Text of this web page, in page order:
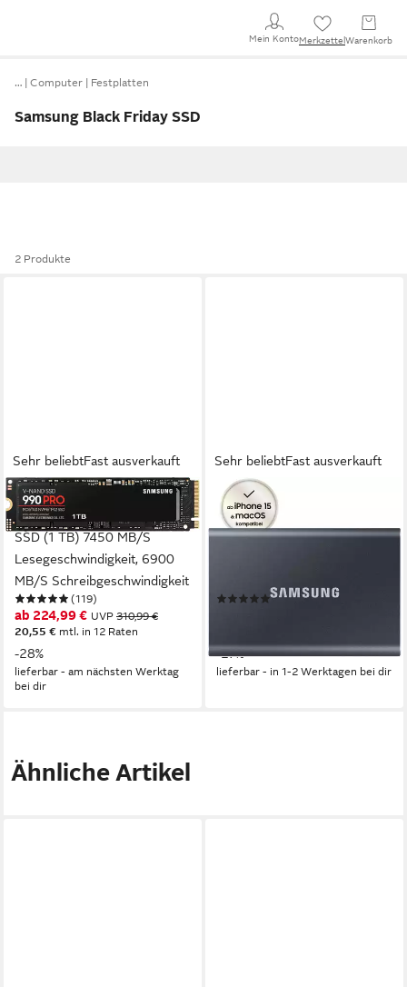
Mein KontoMerkzettel Warenkorb
… Computer Festplatten
Samsung Black Friday SSD
2 Produkte
Sehr beliebtFast ausverkauft
SAMSUNG
990 PRO NVMe™ M.2 interne
SSD (1 TB) 7450 MB/S
Lesegeschwindigkeit, 6900
MB/S Schreibgeschwindigkeit
(119)
ab 224,99 € UVP 310,99 €
20,55 € mtl. in 12 Raten
-28%
lieferbar - am nächsten Werktag
bei dir
Sehr beliebtFast ausverkauft
SAMSUNG
T7 externe SSD (1 TB) 3,5"
1050 MB/S
(306)
-27%
lieferbar - in 1-2 Werktagen bei dir
Ähnliche Artikel